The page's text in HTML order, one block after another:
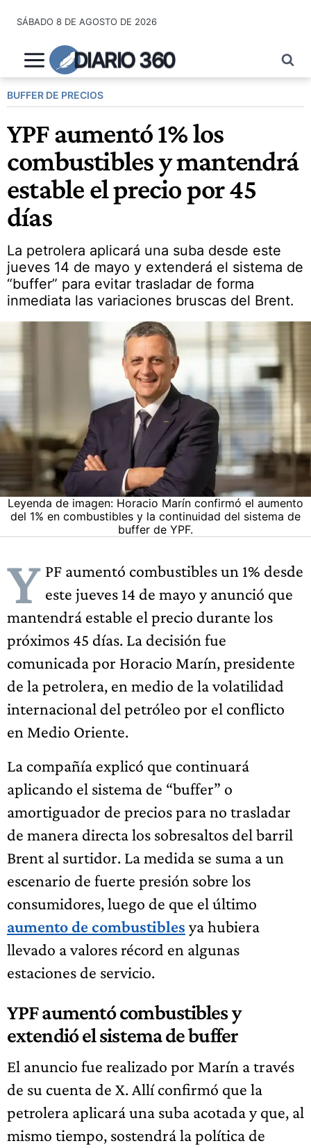
contenido
SÁBADO 8 DE AGOSTO DE 2026
DIARIO 360
BUFFER DE PRECIOS
YPF aumentó 1% los
combustibles y mantendrá
estable el precio por 45
días
La petrolera aplicará una suba desde este
jueves 14 de mayo y extenderá el sistema de
“buffer” para evitar trasladar de forma
inmediata las variaciones bruscas del Brent.
Leyenda de imagen: Horacio Marín confirmó el aumento
del 1% en combustibles y la continuidad del sistema de
buffer de YPF.
Y PF aumentó combustibles un 1% desde
este jueves 14 de mayo y anunció que
mantendrá estable el precio durante los
próximos 45 días. La decisión fue
comunicada por Horacio Marín, presidente
de la petrolera, en medio de la volatilidad
internacional del petróleo por el conflicto
en Medio Oriente.
La compañía explicó que continuará
aplicando el sistema de “buffer” o
amortiguador de precios para no trasladar
de manera directa los sobresaltos del barril
Brent al surtidor. La medida se suma a un
escenario de fuerte presión sobre los
consumidores, luego de que el último
aumento de combustibles ya hubiera
llevado a valores récord en algunas
estaciones de servicio.
YPF aumentó combustibles y
extendió el sistema de buffer
El anuncio fue realizado por Marín a través
de su cuenta de X. Allí confirmó que la
petrolera aplicará una suba acotada y que, al
mismo tiempo, sostendrá la política de